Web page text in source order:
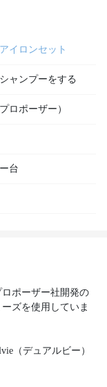
イロンセット
ャンプーをする
ロポーザー）
台
ポーザー社開発の
ズを使用していま
（デュアルビー）